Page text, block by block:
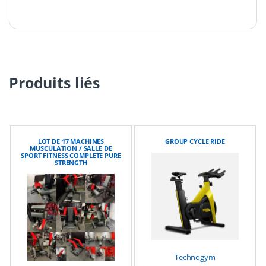
Produits liés
LOT DE 17 MACHINES
MUSCULATION / SALLE DE
SPORT FITNESS COMPLETE PURE
STRENGTH
GROUP CYCLE RIDE
Technogym